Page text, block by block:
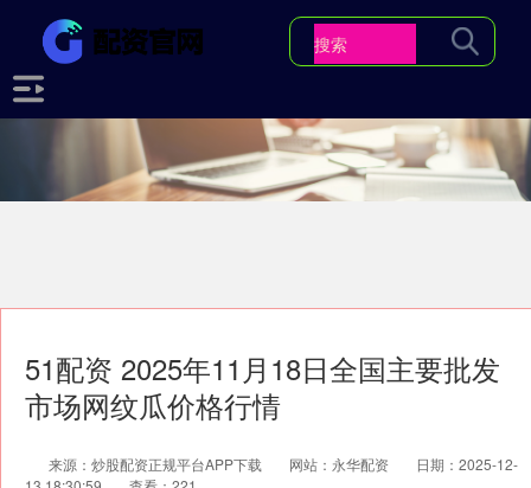
51配资 2025年11月18日全国主要批发
市场网纹瓜价格行情
来源：炒股配资正规平台APP下载 网站：永华配资
日期：2025-12-